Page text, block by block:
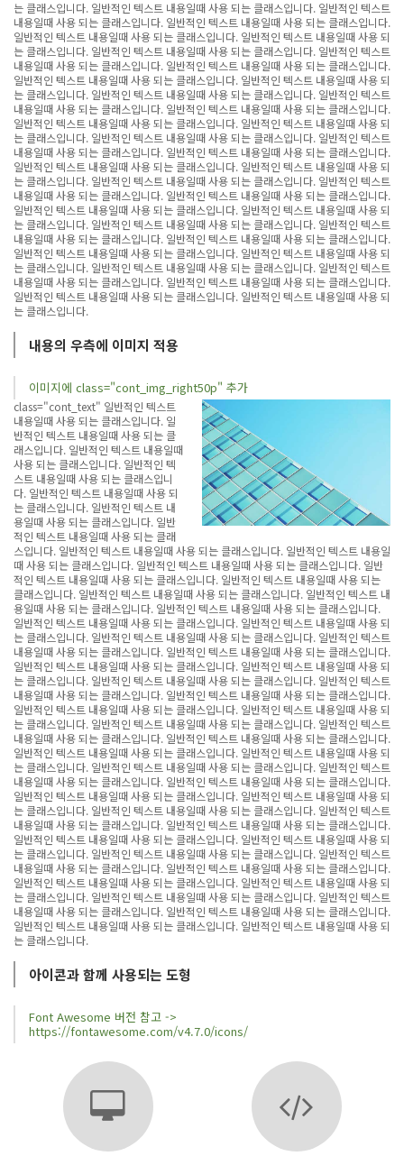
는 클래스입니다. 일반적인 텍스트 내용일때 사용 되는 클래스입니다. 일반적인 텍스트
내용일때 사용 되는 클래스입니다. 일반적인 텍스트 내용일때 사용 되는 클래스입니다.
일반적인 텍스트 내용일때 사용 되는 클래스입니다. 일반적인 텍스트 내용일때 사용 되
는 클래스입니다. 일반적인 텍스트 내용일때 사용 되는 클래스입니다. 일반적인 텍스트
내용일때 사용 되는 클래스입니다. 일반적인 텍스트 내용일때 사용 되는 클래스입니다.
일반적인 텍스트 내용일때 사용 되는 클래스입니다. 일반적인 텍스트 내용일때 사용 되
는 클래스입니다. 일반적인 텍스트 내용일때 사용 되는 클래스입니다. 일반적인 텍스트
내용일때 사용 되는 클래스입니다. 일반적인 텍스트 내용일때 사용 되는 클래스입니다.
일반적인 텍스트 내용일때 사용 되는 클래스입니다. 일반적인 텍스트 내용일때 사용 되
는 클래스입니다. 일반적인 텍스트 내용일때 사용 되는 클래스입니다. 일반적인 텍스트
내용일때 사용 되는 클래스입니다. 일반적인 텍스트 내용일때 사용 되는 클래스입니다.
일반적인 텍스트 내용일때 사용 되는 클래스입니다. 일반적인 텍스트 내용일때 사용 되
는 클래스입니다. 일반적인 텍스트 내용일때 사용 되는 클래스입니다. 일반적인 텍스트
내용일때 사용 되는 클래스입니다. 일반적인 텍스트 내용일때 사용 되는 클래스입니다.
일반적인 텍스트 내용일때 사용 되는 클래스입니다. 일반적인 텍스트 내용일때 사용 되
는 클래스입니다. 일반적인 텍스트 내용일때 사용 되는 클래스입니다. 일반적인 텍스트
내용일때 사용 되는 클래스입니다. 일반적인 텍스트 내용일때 사용 되는 클래스입니다.
일반적인 텍스트 내용일때 사용 되는 클래스입니다. 일반적인 텍스트 내용일때 사용 되
는 클래스입니다. 일반적인 텍스트 내용일때 사용 되는 클래스입니다. 일반적인 텍스트
내용일때 사용 되는 클래스입니다. 일반적인 텍스트 내용일때 사용 되는 클래스입니다.
일반적인 텍스트 내용일때 사용 되는 클래스입니다. 일반적인 텍스트 내용일때 사용 되
는 클래스입니다.
내용의 우측에 이미지 적용
이미지에 class="cont_img_right50p" 추가
class="cont_text" 일반적인 텍스트
내용일때 사용 되는 클래스입니다. 일
반적인 텍스트 내용일때 사용 되는 클
래스입니다. 일반적인 텍스트 내용일때
사용 되는 클래스입니다. 일반적인 텍
스트 내용일때 사용 되는 클래스입니
다. 일반적인 텍스트 내용일때 사용 되
는 클래스입니다. 일반적인 텍스트 내
용일때 사용 되는 클래스입니다. 일반
적인 텍스트 내용일때 사용 되는 클래
스입니다. 일반적인 텍스트 내용일때 사용 되는 클래스입니다. 일반적인 텍스트 내용일
때 사용 되는 클래스입니다. 일반적인 텍스트 내용일때 사용 되는 클래스입니다. 일반
적인 텍스트 내용일때 사용 되는 클래스입니다. 일반적인 텍스트 내용일때 사용 되는
클래스입니다. 일반적인 텍스트 내용일때 사용 되는 클래스입니다. 일반적인 텍스트 내
용일때 사용 되는 클래스입니다. 일반적인 텍스트 내용일때 사용 되는 클래스입니다.
일반적인 텍스트 내용일때 사용 되는 클래스입니다. 일반적인 텍스트 내용일때 사용 되
는 클래스입니다. 일반적인 텍스트 내용일때 사용 되는 클래스입니다. 일반적인 텍스트
내용일때 사용 되는 클래스입니다. 일반적인 텍스트 내용일때 사용 되는 클래스입니다.
일반적인 텍스트 내용일때 사용 되는 클래스입니다. 일반적인 텍스트 내용일때 사용 되
는 클래스입니다. 일반적인 텍스트 내용일때 사용 되는 클래스입니다. 일반적인 텍스트
내용일때 사용 되는 클래스입니다. 일반적인 텍스트 내용일때 사용 되는 클래스입니다.
일반적인 텍스트 내용일때 사용 되는 클래스입니다. 일반적인 텍스트 내용일때 사용 되
는 클래스입니다. 일반적인 텍스트 내용일때 사용 되는 클래스입니다. 일반적인 텍스트
내용일때 사용 되는 클래스입니다. 일반적인 텍스트 내용일때 사용 되는 클래스입니다.
일반적인 텍스트 내용일때 사용 되는 클래스입니다. 일반적인 텍스트 내용일때 사용 되
는 클래스입니다. 일반적인 텍스트 내용일때 사용 되는 클래스입니다. 일반적인 텍스트
내용일때 사용 되는 클래스입니다. 일반적인 텍스트 내용일때 사용 되는 클래스입니다.
일반적인 텍스트 내용일때 사용 되는 클래스입니다. 일반적인 텍스트 내용일때 사용 되
는 클래스입니다. 일반적인 텍스트 내용일때 사용 되는 클래스입니다. 일반적인 텍스트
내용일때 사용 되는 클래스입니다. 일반적인 텍스트 내용일때 사용 되는 클래스입니다.
일반적인 텍스트 내용일때 사용 되는 클래스입니다. 일반적인 텍스트 내용일때 사용 되
는 클래스입니다. 일반적인 텍스트 내용일때 사용 되는 클래스입니다. 일반적인 텍스트
내용일때 사용 되는 클래스입니다. 일반적인 텍스트 내용일때 사용 되는 클래스입니다.
일반적인 텍스트 내용일때 사용 되는 클래스입니다. 일반적인 텍스트 내용일때 사용 되
는 클래스입니다. 일반적인 텍스트 내용일때 사용 되는 클래스입니다. 일반적인 텍스트
내용일때 사용 되는 클래스입니다. 일반적인 텍스트 내용일때 사용 되는 클래스입니다.
일반적인 텍스트 내용일때 사용 되는 클래스입니다. 일반적인 텍스트 내용일때 사용 되
는 클래스입니다.
아이콘과 함께 사용되는 도형
Font Awesome 버전 참고 ->
https://fontawesome.com/v4.7.0/icons/